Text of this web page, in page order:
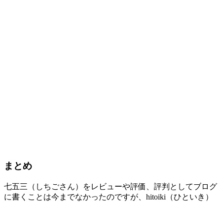
まとめ
七五三（しちごさん）をレビューや評価、評判としてブログ
に書くことは今までなかったのですが、hitoiki（ひといき）